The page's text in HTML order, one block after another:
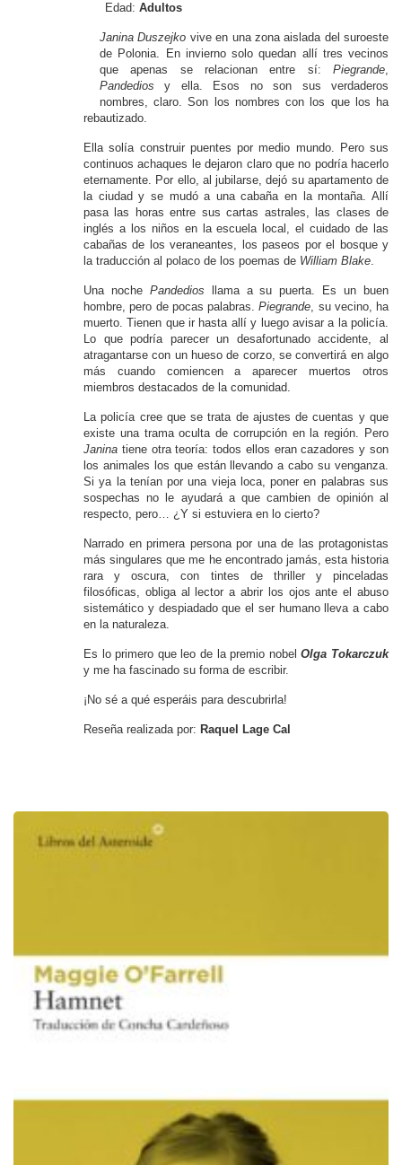
Edad: Adultos
Janina Duszejko vive en una zona aislada del suroeste
de Polonia. En invierno solo quedan allí tres vecinos
que apenas se relacionan entre sí: Piegrande,
Pandedios y ella. Esos no son sus verdaderos
nombres, claro. Son los nombres con los que los ha
rebautizado.
Ella solía construir puentes por medio mundo. Pero sus
continuos achaques le dejaron claro que no podría hacerlo
eternamente. Por ello, al jubilarse, dejó su apartamento de
la ciudad y se mudó a una cabaña en la montaña. Allí
pasa las horas entre sus cartas astrales, las clases de
inglés a los niños en la escuela local, el cuidado de las
cabañas de los veraneantes, los paseos por el bosque y
la traducción al polaco de los poemas de William Blake.
Una noche Pandedios llama a su puerta. Es un buen
hombre, pero de pocas palabras.Piegrande, su vecino, ha
muerto. Tienen que ir hasta allí y luego avisar a la policía.
Lo que podría parecer un desafortunado accidente, al
atragantarse con un hueso de corzo, se convertirá en algo
más cuando comiencen a aparecer muertos otros
miembros destacados de la comunidad.
La policía cree que se trata de ajustes de cuentas y que
existe una trama oculta de corrupción en la región. Pero
Janina tiene otra teoría: todos ellos eran cazadores y son
los animales los que están llevando a cabo su venganza.
Si ya la tenían por una vieja loca, poner en palabras sus
sospechas no le ayudará a que cambien de opinión al
respecto, pero… ¿Y si estuviera en lo cierto?
Narrado en primera persona por una de las protagonistas
más singulares que me he encontrado jamás, esta historia
rara y oscura, con tintes de thriller y pinceladas
filosóficas, obliga al lector a abrir los ojos ante el abuso
sistemático y despiadado que el ser humano lleva a cabo
en la naturaleza.
Es lo primero que leo de la premio nobelOlga Tokarczuk
y me ha fascinado su forma de escribir.
¡No sé a qué esperáis para descubrirla!
Reseña realizada por: Raquel Lage Cal